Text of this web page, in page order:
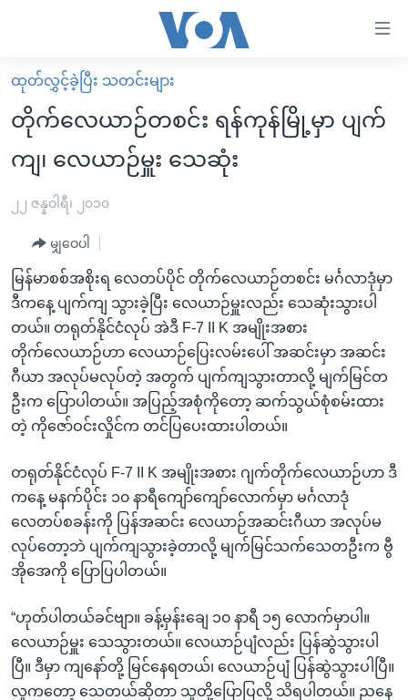
လွယ်ကူ
စေ
Link
များ
အကြောင်းအရာ
သို့
ကြည့်
ရန်
ပင်မ
အ
ညွန်း
စာမျက်နှာ
ကြည့်
ရှာဖွေ
ရန်
နေရာ
သို့
ကျော်
မူလစာမျက်နှာ
မြန်မာ
ကမ္ဘာ့သတင်းများ
နိုင်ငံတကာ
အစ္စရေး-ပါလက်စတိုင်း
ရပ်ဝန်းတခု လမ်းတခု အလွန်
အင်္ဂလိပ်စာလေ့လာမယ်
အမေရိကန်သုံးအီဒီယံ
မကြေးမုံရဲ့ အင်္ဂလိပ်စာ
ရုပ်ရှင်ထဲက အင်္ဂလိပ်စာ
သုတပဒေသာ အင်္ဂလိပ်စာ
အပတ်စဉ်ကဏ္ဍများ
ရေဒီယို
ရေဒီယိုနှင့်ရုပ်သံ အချက်အလက်များ
ရေဒီယို/တီဗွီအစီအစဉ်
Learning English
ဗွီအိုအေ လူမှုကွန်ယက်များ
ဘာသာစကားများ
ထုတ်လွှင့်ခဲ့ပြီး သတင်းများ
တိုက်လေယာဉ်တစင်း ရန်ကုန်မြို့မှာ ပျက်
ကျ၊ လေယာဉ်မှူး သေဆုံး
၂၂ ဇန္နဝါရီ၊ ၂၀၁၀
မျှဝေပါ
မြန်မာစစ်အစိုးရ လေတပ်ပိုင် တိုက်လေယာဉ်တစင်း မင်္ဂလာဒုံမှာ
ဒီကနေ့ ပျက်ကျ သွားခဲ့ပြီး လေယာဉ်မှူးလည်း သေဆုံးသွားပါ
တယ်။ တရုတ်နိုင်ငံလုပ် အဲဒီ F-7 II K အမျိုးအစား
တိုက်လေယာဉ်ဟာ လေယာဉ်ပြေးလမ်းပေါ် အဆင်းမှာ အဆင်း
ဂီယာ အလုပ်မလုပ်တဲ့ အတွက် ပျက်ကျသွားတာလို့ မျက်မြင်တ
ဦးက ပြောပါတယ်။ အပြည့်အစုံကိုတော့ ဆက်သွယ်စုံစမ်းထား
တဲ့ ကိုဇော်ဝင်းလှိုင်က တင်ပြပေးထားပါတယ်။
တရုတ်နိုင်ငံလုပ် F-7 II K အမျိုးအစား ဂျက်တိုက်လေယာဉ်ဟာ ဒီ
ကနေ့ မနက်ပိုင်း ၁၀ နာရီကျော်ကျော်လောက်မှာ မင်္ဂလာဒုံ
လေတပ်စခန်းကို ပြန်အဆင်း လေယာဉ်အဆင်းဂီယာ အလုပ်မ
လုပ်တော့ဘဲ ပျက်ကျသွားခဲ့တာလို့ မျက်မြင်သက်သေတဦးက ဗွီ
အိုအေကို ပြောပြပါတယ်။
“ဟုတ်ပါတယ်ခင်ဗျာ။ ခန့်မှန်းချေ ၁၀ နာရီ ၁၅ လောက်မှာပါ။
လေယာဉ်မှူး သေသွားတယ်။ လေယာဉ်ပျံလည်း ပြန်ဆွဲသွားပါ
ပြီ။ ဒီမှာ ကျနော်တို့ မြင်နေရတယ်၊ လေယာဉ်ပျံ ပြန်ဆွဲသွားပါပြီ။
လူကတော့ သေတယ်ဆိုတာ သူတို့ပြောပြလို့ သိရပါတယ်။ ညနေ